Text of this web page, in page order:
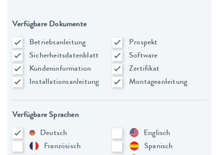
Verfügbare Dokumente
Betriebsanleitung
Prospekt
Sicherheitsdatenblatt
Software
Kundeninformation
Zertifikat
Installationsanleitung
Montageanleitung
Verfügbare Sprachen
Deutsch
Englisch
Französisch
Spanisch